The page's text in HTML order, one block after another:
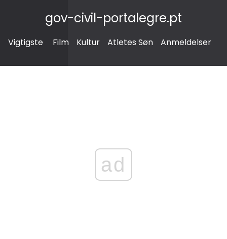
gov-civil-portalegre.pt
Vigtigste Film Kultur Atletes Søn Anmeldelser
ad